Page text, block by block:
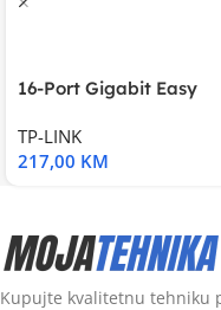
16-Port Gigabit Easy
TP-LINK
217,00 KM
Kupujte kvalitetnu tehniku